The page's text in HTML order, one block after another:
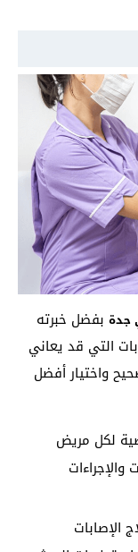
جدة بفضل خبرته
التي قد يعاني
واختيار أفضل
لكل مريض